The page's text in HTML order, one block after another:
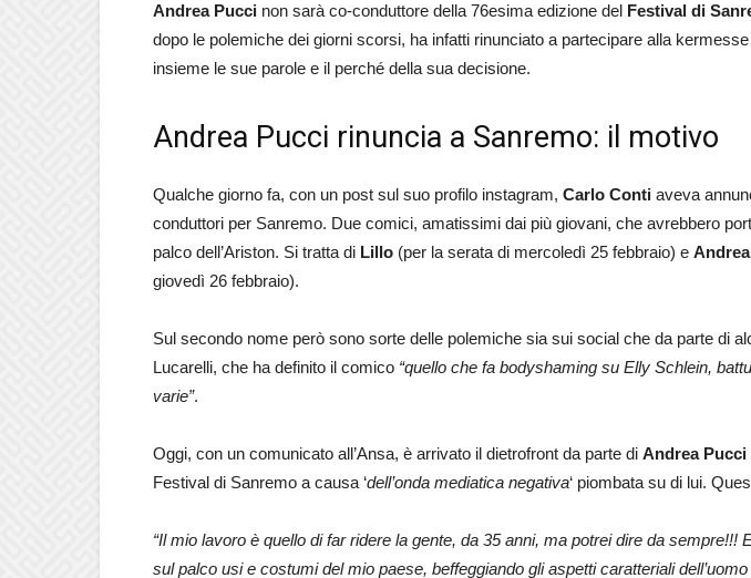
Andrea Pucci non sarà co-conduttore della 76esima edizione del Festival di
dopo le polemiche dei giorni scorsi, ha infatti rinunciato a partecipare alla
insieme le sue parole e il perché della sua decisione.
Andrea Pucci rinuncia a Sanremo: il motivo
Qualche giorno fa, con un post sul suo profilo instagram, Carlo Conti aveva
conduttori per Sanremo. Due comici, amatissimi dai più giovani, che avrebbero
palco dell’Ariston. Si tratta di Lillo (per la serata di mercoledì 25 febbraio) e
giovedì 26 febbraio).
Sul secondo nome però sono sorte delle polemiche sia sui social che da parte di
Lucarelli, che ha definito il comico “quello che fa bodyshaming su Elly Schlein,
varie”.
Oggi, con un comunicato all’Ansa, è arrivato il dietrofront da parte di Andrea Pucci
Festival di Sanremo a causa ‘dell’onda mediatica negativa‘ piombata su di lui.
“Il mio lavoro è quello di far ridere la gente, da 35 anni, ma potrei dire da sempre!!!
sul palco usi e costumi del mio paese, beffeggiando gli aspetti caratteriali